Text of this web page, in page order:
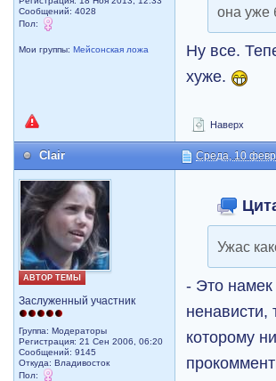
Сообщений: 4028
Пол:
Мои группы:Мейсонская ложа
она уже
Ну все.
хуже.
Наверх
Clair Среда, 10
АВТОР ТЕМЫ
Заслуженный участник
Группа: Модераторы
Регистрация: 21 Сен 2006, 06:20
Сообщений: 9145
Откуда: Владивосток
Пол:
Ужас
- Это
ненависти,
которому